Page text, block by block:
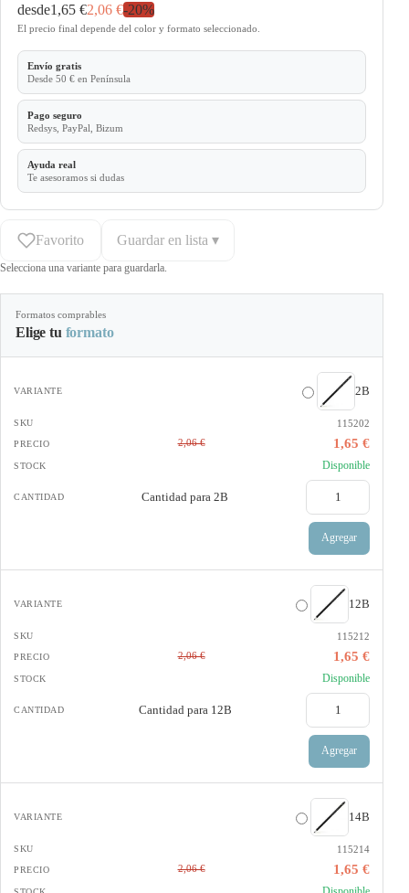
desde1,65 €2,06 €-20%
El precio final depende del color y formato seleccionado.
Envío gratis
Desde 50 € en Península
Pago seguro
Redsys, PayPal, Bizum
Ayuda real
Te asesoramos si dudas
Favorito Guardar en lista ▾
Selecciona una variante para guardarla.
Formatos comprables
Elige tu formato
2B
115202
2,06 €
1,65 €
Disponible
Cantidad para 2B
Agregar
12B
115212
2,06 €
1,65 €
Disponible
Cantidad para 12B
Agregar
14B
115214
2,06 €
1,65 €